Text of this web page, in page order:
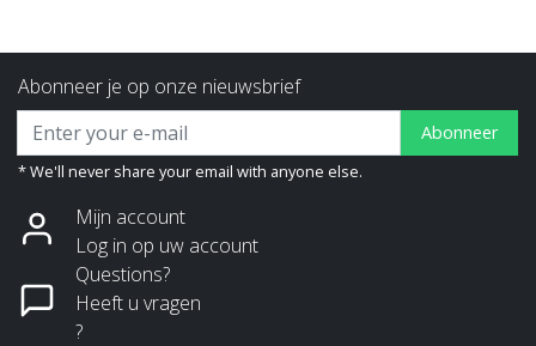
Abonneer je op onze nieuwsbrief
Abonneer
* We'll never share your email with anyone else.
Mijn account
Log in op uw account
Questions?
Heeft u vragen
?